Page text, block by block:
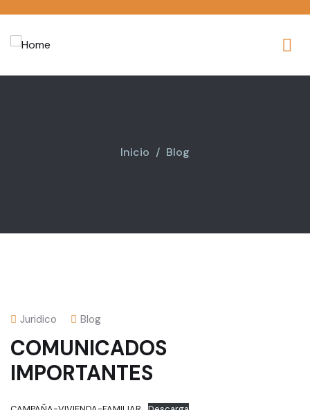
Inicio Blog
Juridico Blog
COMUNICADOS
IMPORTANTES